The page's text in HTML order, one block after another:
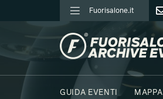
Fuorisalone.it
FUORISALONE.IT
GUIDA EVENTI
MAPPA